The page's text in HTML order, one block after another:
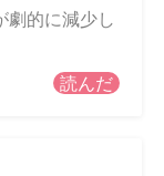
劇的に減少し
読んだ